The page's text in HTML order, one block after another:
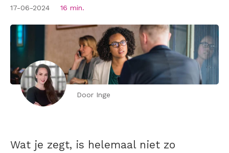
17-06-2024 16 min.
Door Inge
Wat je zegt, is helemaal niet zo